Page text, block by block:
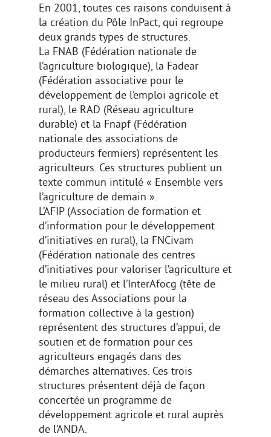
En 2001, toutes ces raisons conduisent à
la création du Pôle InPact, qui regroupe
deux grands types de structures.
La FNAB (Fédération nationale de
l’agriculture biologique), la Fadear
(Fédération associative pour le
développement de l’emploi agricole et
rural), le RAD (Réseau agriculture
durable) et la Fnapf (Fédération
nationale des associations de
producteurs fermiers) représentent les
agriculteurs. Ces structures publient un
texte commun intitulé « Ensemble vers
l’agriculture de demain ».
L’AFIP (Association de formation et
d’information pour le développement
d’initiatives en rural), la FNCivam
(Fédération nationale des centres
d’initiatives pour valoriser l’agriculture et
le milieu rural) et l’InterAfocg (tête de
réseau des Associations pour la
formation collective à la gestion)
représentent des structures d’appui, de
soutien et de formation pour ces
agriculteurs engagés dans des
démarches alternatives. Ces trois
structures présentent déjà de façon
concertée un programme de
développement agricole et rural auprès
de l’ANDA.